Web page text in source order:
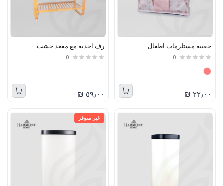
حقيبة مستلزمات اطفال
0
٢٢٫٠٠ ₪
رف احذية مع مقعد خشب
0
٥٩٫٠٠ ₪
غير متوفر